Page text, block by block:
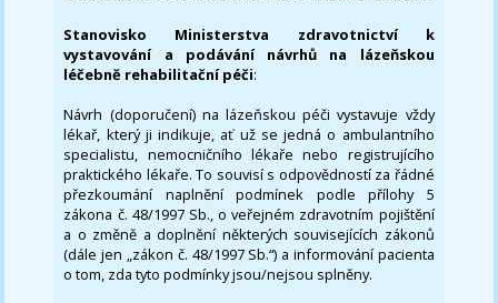
Stanovisko Ministerstva zdravotnictví k
vystavování a podávání návrhů na lázeňskou
léčebně rehabilitační péči:
Návrh (doporučení) na lázeňskou péči vystavuje vždy
lékař, který ji indikuje, ať už se jedná o ambulantního
specialistu, nemocničního lékaře nebo registrujícího
praktického lékaře. To souvisí s odpovědností za řádné
přezkoumání naplnění podmínek podle přílohy 5
zákona č. 48/1997 Sb., o veřejném zdravotním pojištění
a o změně a doplnění některých souvisejících zákonů
(dále jen „zákon č. 48/1997 Sb.“) a informování pacienta
o tom, zda tyto podmínky jsou/nejsou splněny.